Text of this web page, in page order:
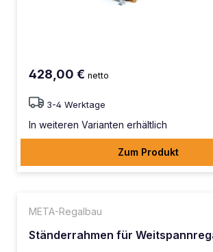
428,00 € netto
3-4 Werktage
In weiteren Varianten erhältlich
Zum Produkt
META-Regalbau
Ständerrahmen für